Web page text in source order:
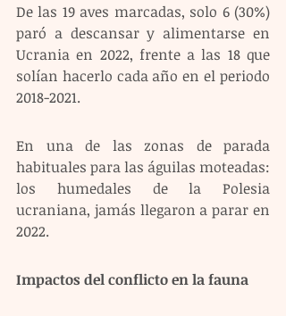
De las 19 aves marcadas, solo 6 (30%)
paró a descansar y alimentarse en
Ucrania en 2022, frente a las 18 que
solían hacerlo cada año en el periodo
2018-2021.
En una de las zonas de parada
habituales para las águilas moteadas:
los humedales de la Polesia
ucraniana, jamás llegaron a parar en
2022.
Impactos del conflicto en la fauna